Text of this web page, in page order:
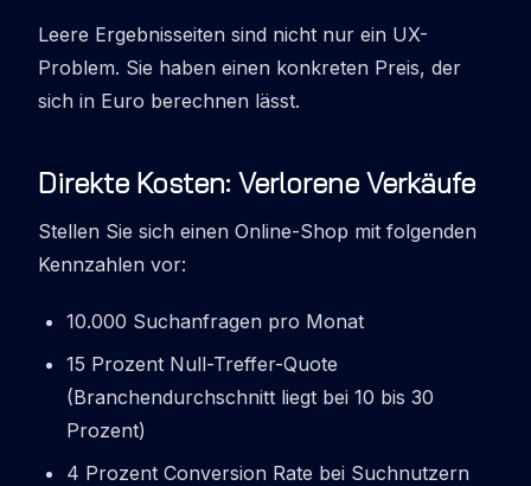
Leere Ergebnisseiten sind nicht nur ein UX-
Problem. Sie haben einen konkreten Preis, der
sich in Euro berechnen lässt.
Direkte Kosten: Verlorene Verkäufe
Stellen Sie sich einen Online-Shop mit folgenden
Kennzahlen vor:
10.000 Suchanfragen pro Monat
15 Prozent Null-Treffer-Quote
(Branchendurchschnitt liegt bei 10 bis 30
Prozent)
4 Prozent Conversion Rate bei Suchnutzern